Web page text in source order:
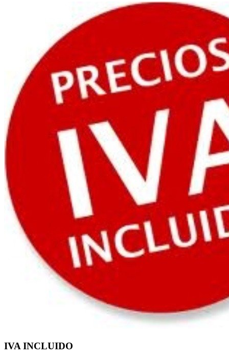
IVA INCLUIDO